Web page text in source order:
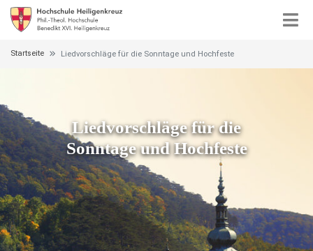
Startseite Liedvorschläge für die Sonntage und Hochfeste
Liedvorschläge für die
Sonntage und Hochfeste